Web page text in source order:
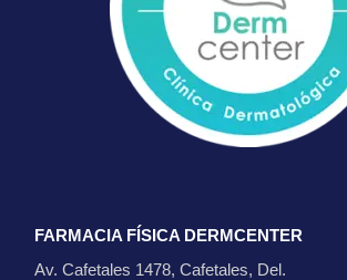
FARMACIA FÍSICA DERMCENTER
Av. Cafetales 1478, Cafetales, Del.